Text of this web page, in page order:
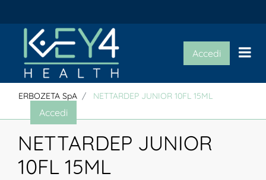
Accedi
Accedi
ERBOZETA SpA NETTARDEP JUNIOR 10FL 15ML
NETTARDEP JUNIOR
10FL 15ML